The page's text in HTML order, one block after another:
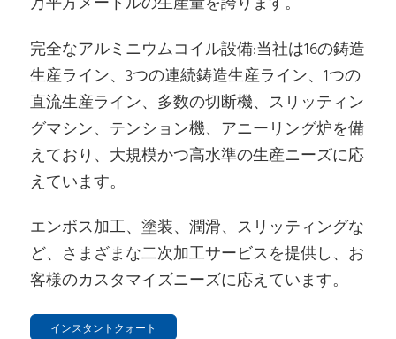
完全なアルミニウムコイル設備:当社は16の鋳造
生産ライン、3つの連続鋳造生産ライン、1つの
直流生産ライン、多数の切断機、スリッティン
グマシン、テンション機、アニーリング炉を備
えており、大規模かつ高水準の生産ニーズに応
えています。
エンボス加工、塗装、潤滑、スリッティングな
ど、さまざまな二次加工サービスを提供し、お
客様のカスタマイズニーズに応えています。
インスタントクォート